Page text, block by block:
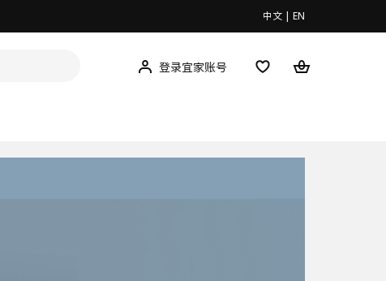
中文 | EN
登录宜家账号